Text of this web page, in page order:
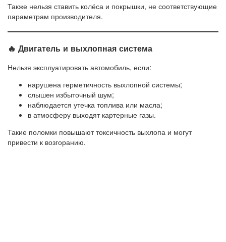
Также нельзя ставить колёса и покрышки, не соответствующие
параметрам производителя.
🔥 Двигатель и выхлопная система
Нельзя эксплуатировать автомобиль, если:
нарушена герметичность выхлопной системы;
слышен избыточный шум;
наблюдается утечка топлива или масла;
в атмосферу выходят картерные газы.
Такие поломки повышают токсичность выхлопа и могут
привести к возгоранию.